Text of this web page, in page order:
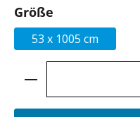
Größe
53 x 1005 cm
Produkt